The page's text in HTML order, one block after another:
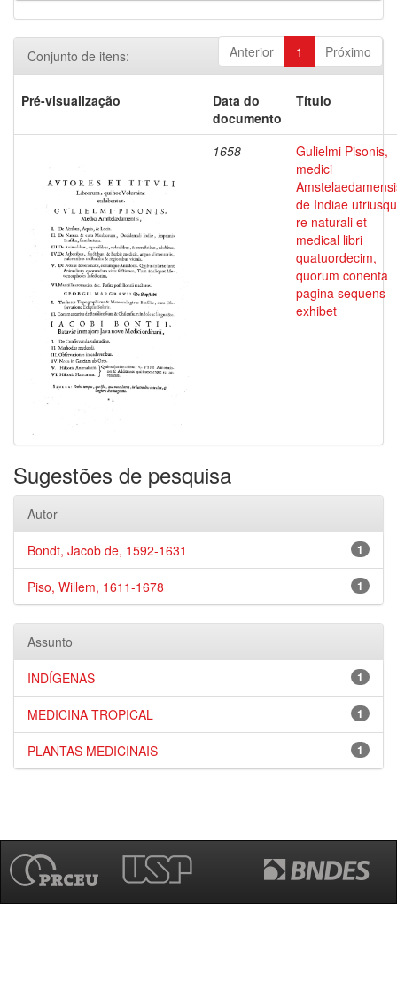
Anterior 1 Próximo
Conjunto de itens:
Pré-visualização
Data do
documento
Título
1658
Gulielmi Pisonis,
medici
de Indiae
re naturali et
medical libri
quatuordecim,
quorum conenta
pagina sequens
exhibet
Sugestões de pesquisa
Autor
1
Bondt, Jacob de, 1592-1631
1
Piso, Willem, 1611-1678
Assunto
1
INDÍGENAS
1
MEDICINA TROPICAL
1
PLANTAS MEDICINAIS